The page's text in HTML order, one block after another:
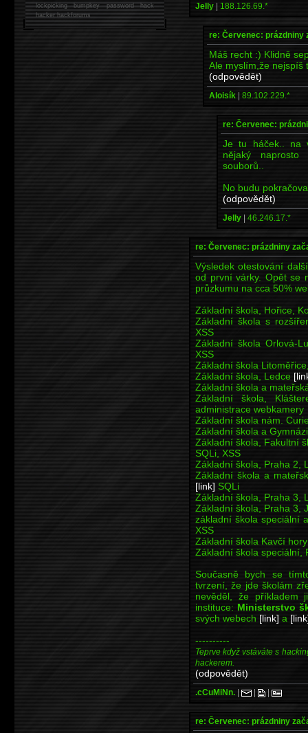
Jelly | 188.126.69.*
re: Červenec: prázdniny
Máš recht :) Klidně
Ale myslím,že nejspíš
(odpovědět)
Aloisík | 89.102.229.*
re: Červenec:
Je tu háček.. na
nějaký
souborů..
No budu
(odpovědět)
Jelly | 46.246.17.*
re: Červenec: prázdniny
Výsledek otestování
od první várky. Opět se
průzkumu na cca 50%
Základní škola, Hořice,
Základní škola s
XSS
Základní škola Orlová-
XSS
Základní škola
Základní škola, Ledce
Základní škola a
Základní škola,
administrace webkamery
Základní škola nám.
Základní škola a
Základní škola, Fakultní
SQLi, XSS
Základní škola, Praha 2,
Základní škola a
[link] SQLi
Základní škola, Praha 3,
Základní škola, Praha 3,
základní škola speciální
XSS
Základní škola Kavčí
Základní škola speciální,
Současně bych se
tvrzení, že jde školám
nevěděl, že příkladem
instituce: Ministerstvo
svých webech [link] a
----------
Teprve když vstáváte s
hackerem.
(odpovědět)
.cCuMiNn. | | |
re: Červenec: prázdniny
lockpicking bumpkey password hack
hackerhackforums